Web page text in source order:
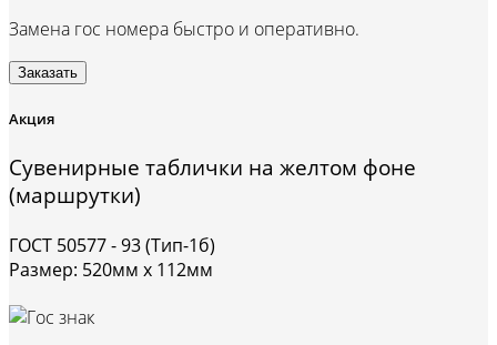
Замена гос номера быстро и оперативно.
Заказать
Акция
Сувенирные таблички на желтом фоне
(маршрутки)
ГОСТ 50577 - 93 (Тип-1б)
Размер: 520мм х 112мм